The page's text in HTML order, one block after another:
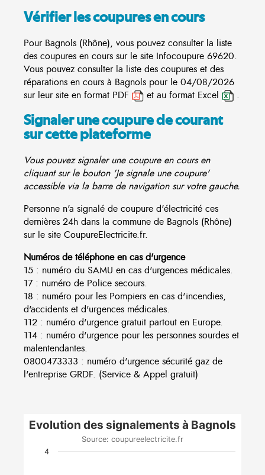
Vérifier les coupures en cours
Pour Bagnols (Rhône), vous pouvez consulter la liste
des coupures en cours sur le site Infocoupure 69620.
Vous pouvez consulter la liste des coupures et des
réparations en cours à Bagnols pour le 04/08/2026
sur leur site en format PDF
et au format Excel .
Signaler une coupure de courant
sur cette plateforme
Vous pouvez signaler une coupure en cours en
cliquant sur le bouton 'Je signale une coupure'
accessible via la barre de navigation sur votre gauche.
Personne n'a signalé de coupure d'électricité ces
dernières 24h dans la commune de Bagnols (Rhône)
sur le site CoupureElectricite.fr.
Numéros de téléphone en cas d'urgence
15 : numéro du SAMU en cas d'urgences médicales.
17 : numéro de Police secours.
18 : numéro pour les Pompiers en cas d'incendies,
d'accidents et d'urgences médicales.
112 : numéro d'urgence gratuit partout en Europe.
114 : numéro d'urgence pour les personnes sourdes et
malentendantes.
0800473333 : numéro d'urgence sécurité gaz de
l'entreprise GRDF. (Service & Appel gratuit)
Evolution des signalements à Bagnols
Source: coupureelectricite.fr
4